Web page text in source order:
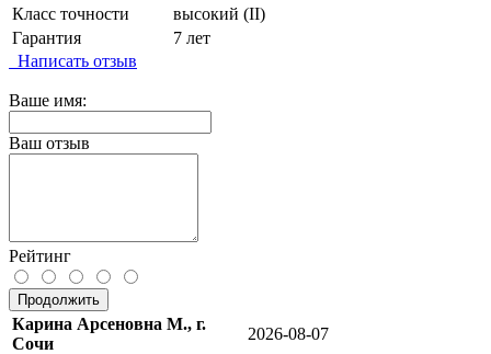
Класс точности
высокий (II)
Гарантия
7 лет
Написать отзыв
Ваше имя:
Ваш отзыв
Рейтинг
Продолжить
Карина Арсеновна М., г.
Сочи
2026-08-07